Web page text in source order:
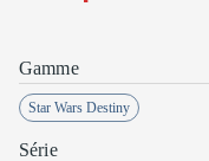
Gamme
Star Wars Destiny
Série